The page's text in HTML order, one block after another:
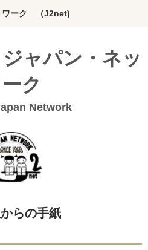
ワーク （J2net)
ャパン・ネッ
ーク
Network
らの手紙